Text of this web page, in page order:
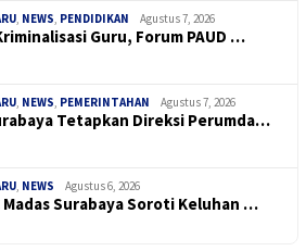
, NEWS, PENDIDIKAN Agustus 7, 2026
Guru, Forum PAUD …
, NEWS, PEMERINTAHAN Agustus 7, 2026
Tetapkan Direksi Perumda…
, NEWS Agustus 6, 2026
Madas Surabaya Soroti Keluhan …